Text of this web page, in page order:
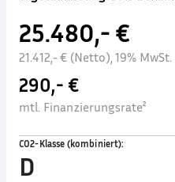
25.480,- €
21.412,- € (Netto), 19% MwSt.
290,- €
mtl. Finanzierungsrate²
CO2-Klasse (kombiniert):
D